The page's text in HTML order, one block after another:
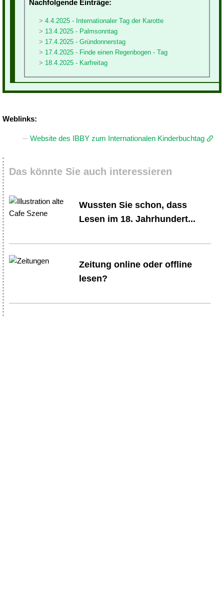
Nachfolgende Einträge:
4.4.2025 - Internationaler Tag der Karotte
13.4.2025 - Palmsonntag
17.4.2025 - Gründonnerstag
17.4.2025 - Finde einen Regenbogen - Tag
18.4.2025 - Karfreitag
Weblinks:
Website des IBBY zum Internationalen Kinderbuchtag
Das könnte Sie auch interessieren
Wussten Sie schon, dass
Lesen im 18. Jahrhundert...
Zeitung online oder offline
lesen?